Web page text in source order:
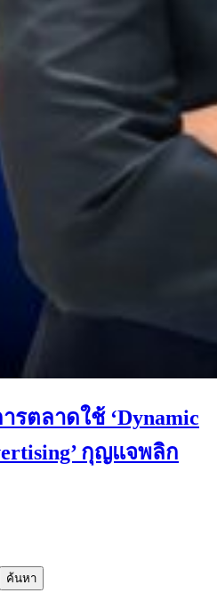
รตลาดใช้ ‘Dynamic
กุญแจพลิก
ค้นหา